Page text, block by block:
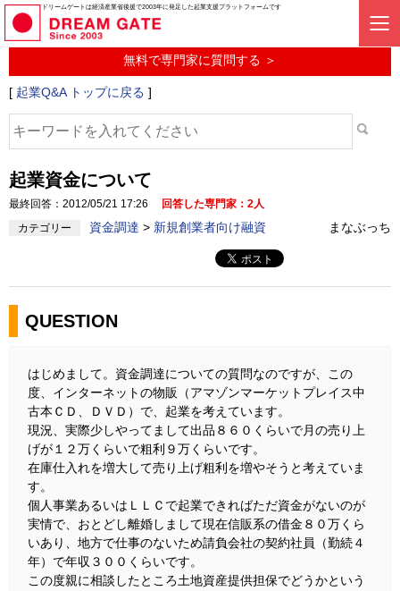
ドリームゲートは経済産業省後援で2003年に発足した起業支援プラットフォームです
起業に関するみんなの質問投稿サービス
起業Q&A
無料で専門家に質問する ＞
[ 起業Q&A トップに戻る ]
起業資金について
最終回答：2012/05/21 17:26
回答した専門家：2人
カテゴリー
資金調達 > 新規創業者向け融資 まなぶっち
QUESTION
はじめまして。資金調達についての質問なのですが、この
度、インターネットの物販（アマゾンマーケットプレイス中
古本ＣＤ、ＤＶＤ）で、起業を考えています。
現況、実際少しやってまして出品８６０くらいで月の売り上
げが１２万くらいで粗利９万くらいです。
在庫仕入れを増大して売り上げ粗利を増やそうと考えていま
す。
個人事業あるいはＬＬＣで起業できればただ資金がないのが
実情で、おとどし離婚しまして現在信販系の借金８０万くら
いあり、地方で仕事のないため請負会社の契約社員（勤続４
年）で年収３００くらいです。
この度親に相談したところ土地資産提供担保でどうかという